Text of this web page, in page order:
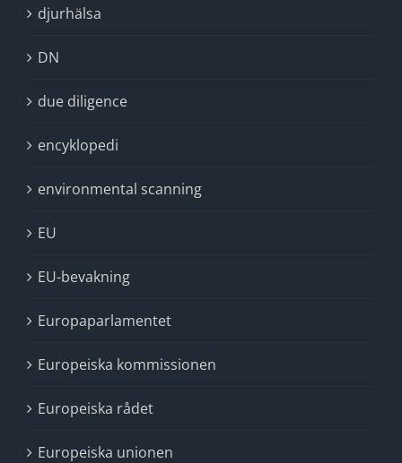
djurhälsa
DN
due diligence
encyklopedi
environmental scanning
EU
EU-bevakning
Europaparlamentet
Europeiska kommissionen
Europeiska rådet
Europeiska unionen